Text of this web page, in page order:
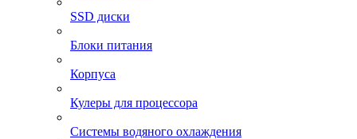
SSD диски
Блоки питания
Корпуса
Кулеры для процессора
Системы водяного охлаждения